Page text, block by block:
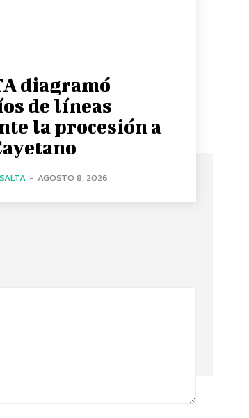
diagramó
de líneas
la procesión a
- AGOSTO 8, 2026